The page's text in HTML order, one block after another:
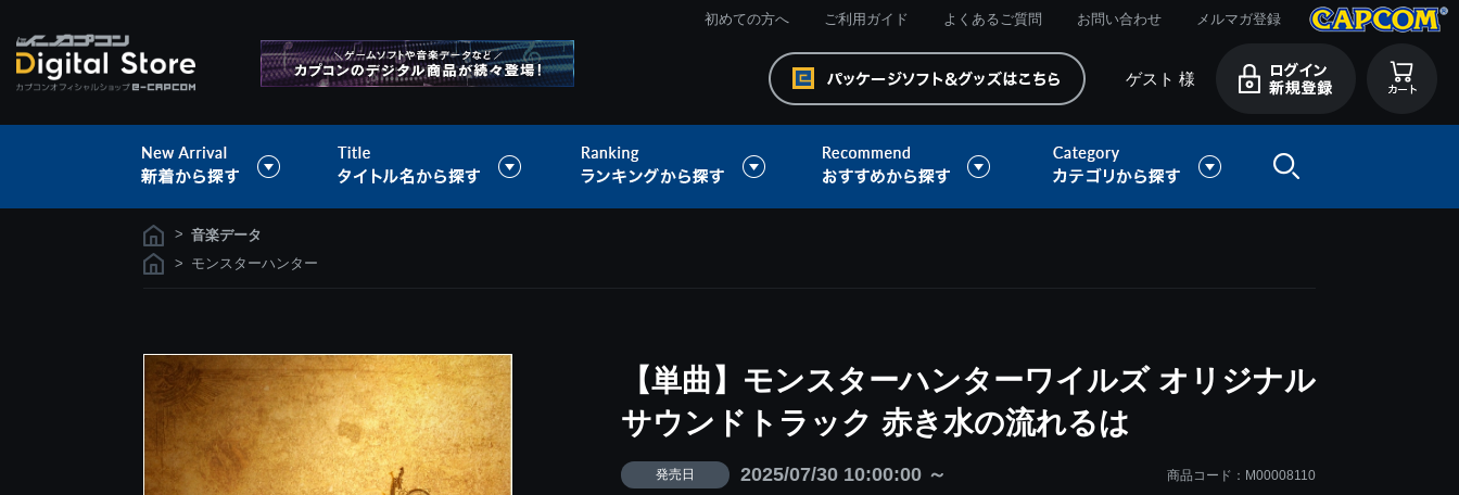
初めての方へ ご利用ガイド よくあるご質問 お問い合わせ メルマガ登録
ゲスト 様
> 音楽データ
> モンスターハンター
【単曲】モンスターハンターワイルズ オリジナル
サウンドトラック 赤き水の流れるは
発売日 2025/07/30 10:00:00 ～ 商品コード：M00008110